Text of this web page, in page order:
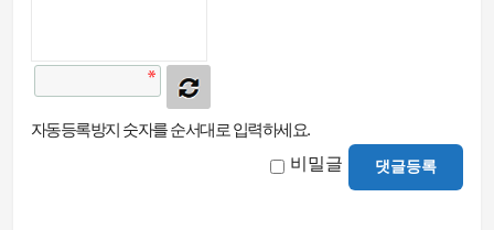
자동등록방지 숫자를 순서대로 입력하세요.
비밀글 댓글등록